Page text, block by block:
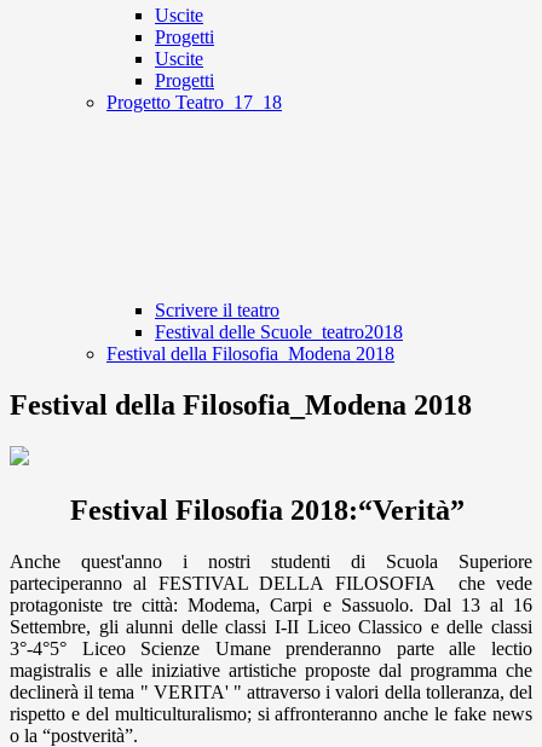
Uscite
Progetti
Uscite
Progetti
Progetto Teatro_17_18
Scrivere il teatro
Festival delle Scuole_teatro2018
Festival della Filosofia_Modena 2018
Festival della Filosofia_Modena 2018
Festival Filosofia 2018:“Verità”
Anche quest'anno i nostri studenti di Scuola Superiore
parteciperanno al FESTIVAL DELLA FILOSOFIA che vede
protagoniste tre città: Modema, Carpi e Sassuolo. Dal 13 al 16
Settembre, gli alunni delle classi I-II Liceo Classico e delle classi
3°-4°5° Liceo Scienze Umane prenderanno parte alle lectio
magistralis e alle iniziative artistiche proposte dal programma che
declinerà il tema " VERITA' " attraverso i valori della tolleranza, del
rispetto e del multiculturalismo; si affronteranno anche le fake news
o la “postverità”.